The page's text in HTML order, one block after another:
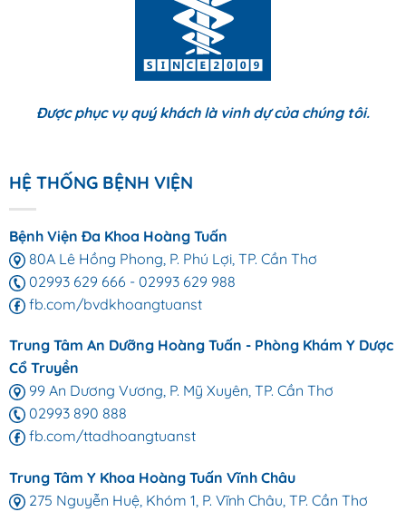
Được phục vụ quý khách là vinh dự của chúng tôi.
HỆ THỐNG BỆNH VIỆN
Bệnh Viện Đa Khoa Hoàng Tuấn
80A Lê Hồng Phong, P. Phú Lợi, TP. Cần Thơ
02993 629 666 - 02993 629 988
fb.com/bvdkhoangtuanst
Trung Tâm An Dưỡng Hoàng Tuấn - Phòng Khám Y Dược
Cổ Truyền
99 An Dương Vương, P. Mỹ Xuyên, TP. Cần Thơ
02993 890 888
fb.com/ttadhoangtuanst
Trung Tâm Y Khoa Hoàng Tuấn Vĩnh Châu
275 Nguyễn Huệ, Khóm 1, P. Vĩnh Châu, TP. Cần Thơ